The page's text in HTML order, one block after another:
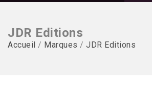
JDR Editions
Accueil / Marques / JDR Editions